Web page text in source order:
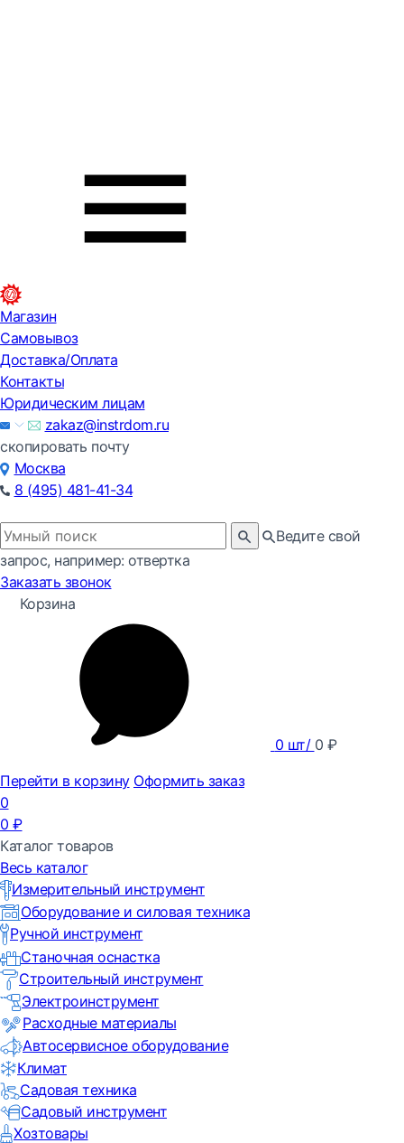
Магазин
Самовывоз
Доставка/Оплата
Контакты
Юридическим лицам
zakaz@instrdom.ru
скопировать почту
Москва
8 (495) 481-41-34
Ведите свой
запрос, например: отвертка
Заказать звонок
Корзина
0 шт/ 0 ₽
Перейти в корзину Оформить заказ
0
0 ₽
Каталог товаров
Весь каталог
Измерительный инструмент
Оборудование и силовая техника
Ручной инструмент
Станочная оснастка
Строительный инструмент
Электроинструмент
Расходные материалы
Автосервисное оборудование
Климат
Садовая техника
Садовый инструмент
Хозтовары